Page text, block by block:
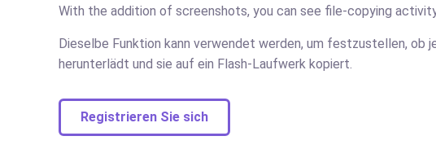
With the addition of screenshots, you can see file-copying
Dieselbe Funktion kann verwendet werden, um festzustellen,
herunterlädt und sie auf ein Flash-Laufwerk kopiert.
Registrieren Sie sich